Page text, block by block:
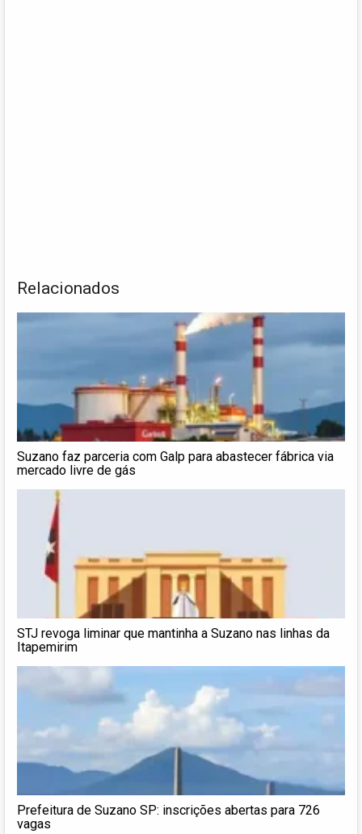
Relacionados
Suzano faz parceria com Galp para abastecer fábrica via
mercado livre de gás
STJ revoga liminar que mantinha a Suzano nas linhas da
Itapemirim
Prefeitura de Suzano SP: inscrições abertas para 726
vagas